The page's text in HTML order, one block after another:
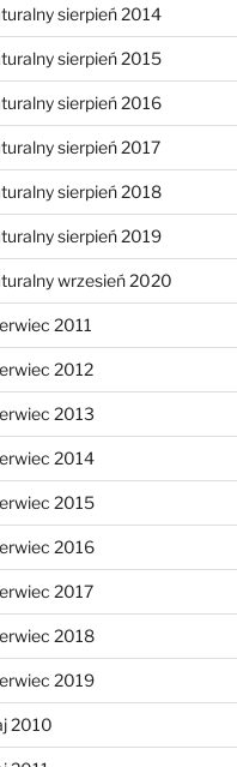
sierpień 2014
sierpień 2015
sierpień 2016
sierpień 2017
sierpień 2018
sierpień 2019
wrzesień 2020
2011
2012
2013
2014
2015
2016
2017
2018
2019
2010